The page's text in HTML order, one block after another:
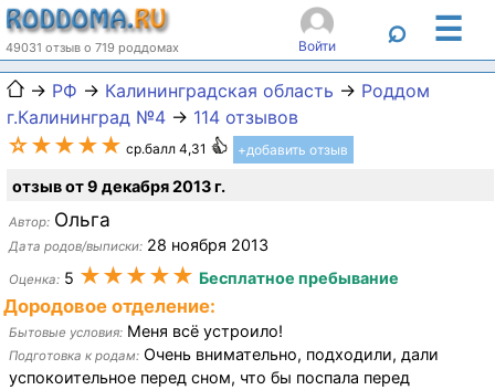
49031 отзыв о 719 роддомах Войти ⌕ ☰
→ РФ → Калининградская область → Роддом
г.Калининград №4 → 114 отзывов
☆★★★★ ср.балл 4,31 +добавить отзыв
отзыв от 9 декабря 2013 г.
Автор: Ольга
Дата родов/выписки: 28 ноября 2013
Оценка: 5 ★★★★★ Бесплатное пребывание
Дородовое отделение:
Бытовые условия: Меня всё устроило!
Подготовка к родам: Очень внимательно, подходили, дали
успокоительное перед сном, что бы поспала перед